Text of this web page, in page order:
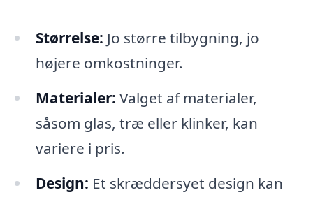
Størrelse: Jo større tilbygning, jo
højere omkostninger.
Materialer: Valget af materialer,
såsom glas, træ eller klinker, kan
variere i pris.
Design: Et skræddersyet design kan